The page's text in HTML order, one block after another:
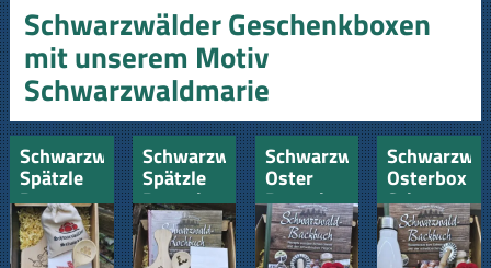
Schwarzwälder Geschenkboxen
mit unserem Motiv
Schwarzwaldmarie
Schwarzwälder
Spätzle
Box
Schwarzwälder
Spätzle
Box mit
Schwarzwaldkochbuch
Schwarzwälder
Oster
Box mit
Schwarzwaldkochbuch
Osterbox
Hasentasse